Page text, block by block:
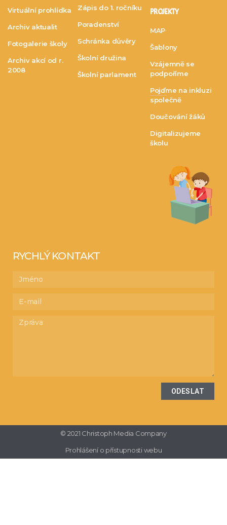
Virtuální prohlídka
Archiv aktualit
Fotogalerie školy
Archiv akcí od r.
2008
Zápis do 1. ročníku
Poradenství
Schránka důvěry
Školní družina
Školní parlament
PROJEKTY
MAP
Šablony
Vzájemně se
podpoříme
Pojďme na inkluzi
společně
Doučování žáků
Digitalizujeme
školu
RYCHLÝ KONTAKT
ODESLAT
© 2021 Christoph Media Company
Prohlášení o přístupnosti webu